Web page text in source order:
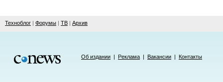
Техноблог | Форумы | ТВ | Архив
Об издании | Реклама | Вакансии | Контакты